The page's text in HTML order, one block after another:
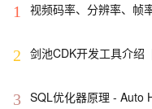
1 视频码率、分辨率、帧
2 剑池CDK开发工具介绍
3 SQL优化器原理 - Auto